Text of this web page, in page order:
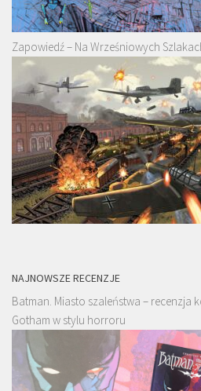
Zapowiedź – Na Wrześniowych
NAJNOWSZE RECENZJE
Batman. Miasto szaleństwa – recenzja
Gotham w stylu horroru